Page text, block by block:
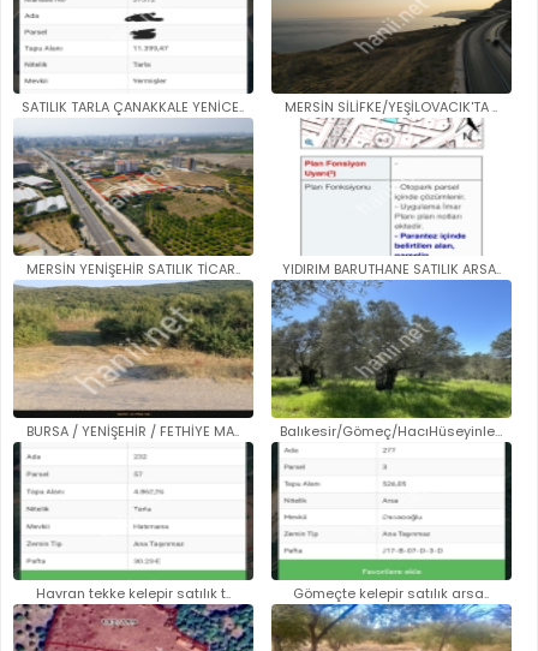
SATILIK TARLA ÇANAKKALE YENİCE.. MERSİN SİLİFKE/YEŞİLOVACIK'TA ..
MERSİN YENİŞEHİR SATILIK TİCAR.. YIDIRIM BARUTHANE SATILIK ARSA..
BURSA / YENİŞEHİR / FETHİYE MA.. Balıkesir/Gömeç/HacıHüseyinler..
Havran tekke kelepir satılık t.. Gömeçte kelepir satılık arsa..